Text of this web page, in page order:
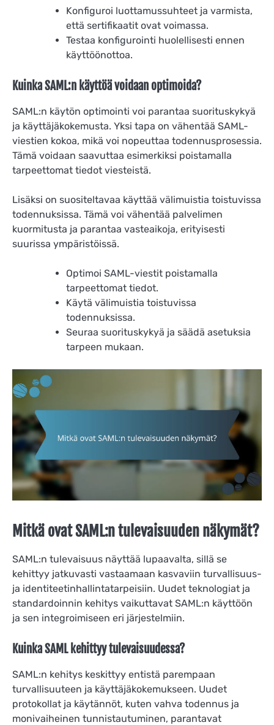
Konfiguroi luottamussuhteet ja varmista,
että sertifikaatit ovat voimassa.
Testaa konfigurointi huolellisesti ennen
käyttöönottoa.
Kuinka SAML:n käyttöä voidaan optimoida?
SAML:n käytön optimointi voi parantaa suorituskykyä
ja käyttäjäkokemusta. Yksi tapa on vähentää SAML-
viestien kokoa, mikä voi nopeuttaa todennusprosessia.
Tämä voidaan saavuttaa esimerkiksi poistamalla
tarpeettomat tiedot viesteistä.
Lisäksi on suositeltavaa käyttää välimuistia toistuvissa
todennuksissa. Tämä voi vähentää palvelimen
kuormitusta ja parantaa vasteaikoja, erityisesti
suurissa ympäristöissä.
Optimoi SAML-viestit poistamalla
tarpeettomat tiedot.
Käytä välimuistia toistuvissa
todennuksissa.
Seuraa suorituskykyä ja säädä asetuksia
tarpeen mukaan.
Mitkä ovat SAML:n tulevaisuuden näkymät?
SAML:n tulevaisuus näyttää lupaavalta, sillä se
kehittyy jatkuvasti vastaamaan kasvaviin turvallisuus-
ja identiteetinhallintatarpeisiin. Uudet teknologiat ja
standardoinnin kehitys vaikuttavat SAML:n käyttöön
ja sen integroimiseen eri järjestelmiin.
Kuinka SAML kehittyy tulevaisuudessa?
SAML:n kehitys keskittyy entistä parempaan
turvallisuuteen ja käyttäjäkokemukseen. Uudet
protokollat ja käytännöt, kuten vahva todennus ja
monivaiheinen tunnistautuminen, parantavat